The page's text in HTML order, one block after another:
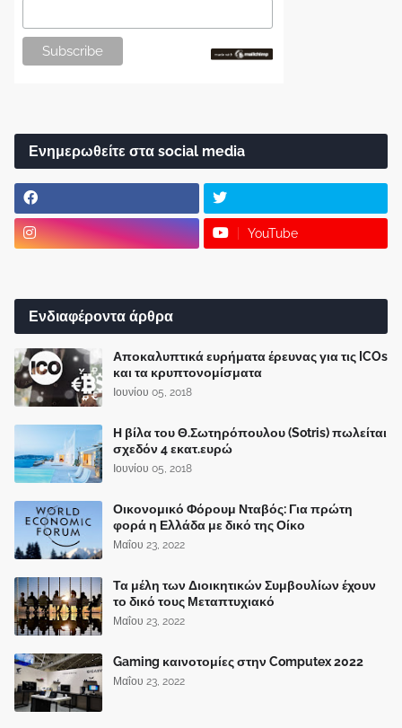
Ενημερωθείτε στα social media
YouTube
Ενδιαφέροντα άρθρα
Αποκαλυπτικά ευρήματα έρευνας για τις ICOs
και τα κρυπτονομίσματα
Ιουνίου 05, 2018
Η βίλα του Θ.Σωτηρόπουλου (Sotris) πωλείται
σχεδόν 4 εκατ.ευρώ
Ιουνίου 05, 2018
Οικονομικό Φόρουμ Νταβός: Για πρώτη
φορά η Ελλάδα με δικό της Οίκο
Μαΐου 23, 2022
Τα μέλη των Διοικητικών Συμβουλίων έχουν
το δικό τους Μεταπτυχιακό
Μαΐου 23, 2022
Gaming καινοτομίες στην Computex 2022
Μαΐου 23, 2022